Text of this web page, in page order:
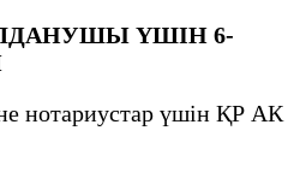
ҮШІН 6-
нотариустар үшін ҚР АК